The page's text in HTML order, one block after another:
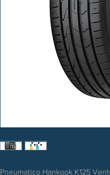
Pneumatico Hankook K125